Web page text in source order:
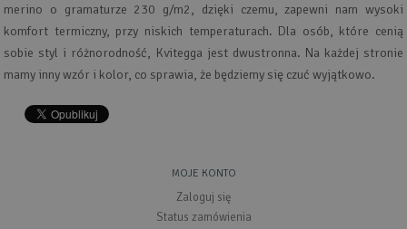
merino o gramaturze 230 g/m2, dzięki czemu, zapewni nam wysoki
komfort termiczny, przy niskich temperaturach. Dla osób, które cenią
sobie styl i różnorodność, Kvitegga jest dwustronna. Na każdej stronie
mamy inny wzór i kolor, co sprawia, że będziemy się czuć wyjątkowo.
MOJE KONTO
Zaloguj się
Status zamówienia